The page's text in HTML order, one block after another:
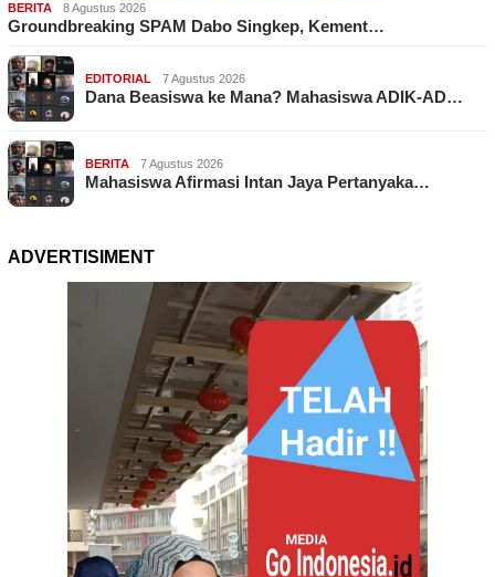
BERITA 8 Agustus 2026
Groundbreaking SPAM Dabo Singkep, Kement…
EDITORIAL 7 Agustus 2026
Dana Beasiswa ke Mana? Mahasiswa ADIK-AD…
BERITA 7 Agustus 2026
Mahasiswa Afirmasi Intan Jaya Pertanyaka…
ADVERTISIMENT